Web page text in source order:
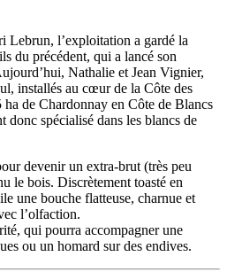
Lebrun, l’exploitation a gardé la
du précédent, qui a lancé son
Nathalie et Jean Vignier,
installés au cœur de la Côte des
de Chardonnay en Côte de Blancs
donc spécialisé dans les blancs de
devenir un extra-brut (très peu
le bois. Discrètement toasté en
une bouche flatteuse, charnue et
l’olfaction.
qui pourra accompagner une
ou un homard sur des endives.